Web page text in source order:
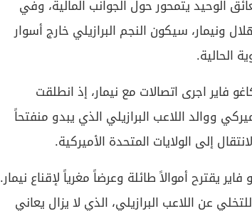
الوحيد يتمحور حول الجوانب المالية، وفي
ونيمار، سيكون النجم البرازيلي خارج أسوار
الحالية.
اجرى اتصالات مع نيمار، إذ انطلقت
ووالد اللاعب البرازيلي الذي يبدو منفتحاً
إلى الولايات المتحدة الأميركية.
يقترح أموالاً طائلة وعرضاً مغرياً لإقناع نيمار.
عن اللاعب البرازيلي، الذي لا يزال يعاني